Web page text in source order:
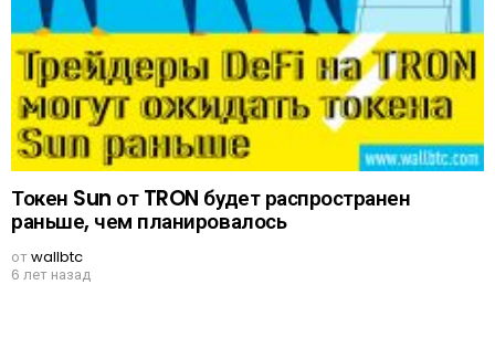
Токен Sun от TRON будет распространен
раньше, чем планировалось
отwallbtc
6 лет назад